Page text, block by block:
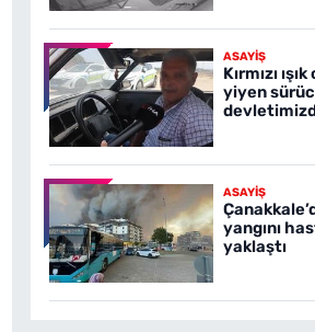
ASAYİŞ
Kırmızı
yiyen
ASAYİŞ
yangını
yaklaştı